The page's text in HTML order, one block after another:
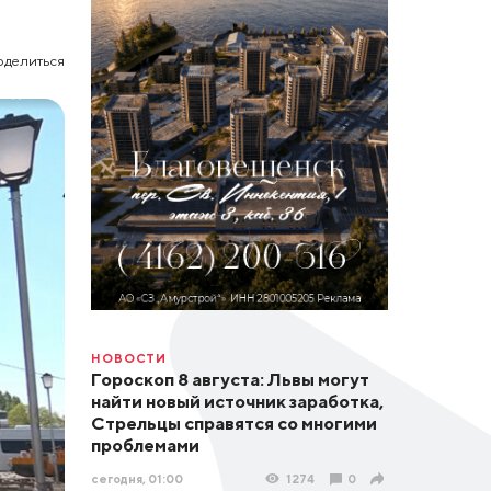
НОВОСТИ
Гороскоп 8 августа: Львы могут
найти новый источник заработка,
Стрельцы справятся со многими
проблемами
сегодня, 01:00 1274 0